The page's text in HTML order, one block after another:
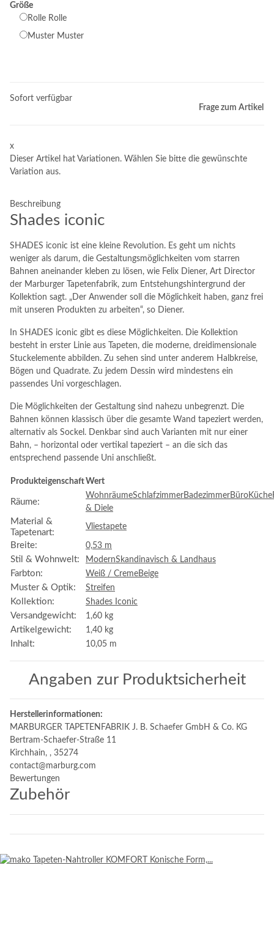
Größe
Rolle Rolle
Muster Muster
Sofort verfügbar
Frage zum Artikel
x
Dieser Artikel hat Variationen. Wählen Sie bitte die gewünschte
Variation aus.
Beschreibung
Shades iconic
SHADES iconic ist eine kleine Revolution. Es geht um nichts
weniger als darum, die Gestaltungsmöglichkeiten vom starren
Bahnen aneinander kleben zu lösen, wie Felix Diener, Art Director
der Marburger Tapetenfabrik, zum Entstehungshintergrund der
Kollektion sagt. „Der Anwender soll die Möglichkeit haben, ganz frei
mit unseren Produkten zu arbeiten“, so Diener.
In SHADES iconic gibt es diese Möglichkeiten. Die Kollektion
besteht in erster Linie aus Tapeten, die moderne, dreidimensionale
Stuckelemente abbilden. Zu sehen sind unter anderem Halbkreise,
Bögen und Quadrate. Zu jedem Dessin wird mindestens ein
passendes Uni vorgeschlagen.
Die Möglichkeiten der Gestaltung sind nahezu unbegrenzt. Die
Bahnen können klassisch über die gesamte Wand tapeziert werden,
alternativ als Sockel. Denkbar sind auch Varianten mit nur einer
Bahn, – horizontal oder vertikal tapeziert – an die sich das
entsprechend passende Uni anschließt.
ProdukteigenschaftWert
Räume:
WohnräumeSchlafzimmerBadezimmerBüroKüche
& Diele
Material &
Tapetenart:
Vliestapete
Breite: 0,53 m
Stil & Wohnwelt: ModernSkandinavisch & Landhaus
Farbton: Weiß / CremeBeige
Muster & Optik: Streifen
Kollektion: Shades Iconic
Versandgewicht: 1,60 kg
Artikelgewicht: 1,40 kg
Inhalt: 10,05 m
Angaben zur Produktsicherheit
Herstellerinformationen:
MARBURGER TAPETENFABRIK J. B. Schaefer GmbH & Co. KG
Bertram-Schaefer-Straße 11
Kirchhain, , 35274
contact@marburg.com
Bewertungen
Zubehör